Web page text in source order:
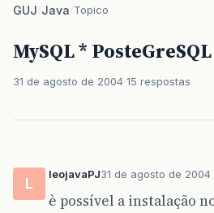
GUJ/Java/Topico
MySQL * PosteGreSQL
31 de agosto de 2004 15 respostas
L
leojavaPJ31 de agosto de 2004
è possível a instalação